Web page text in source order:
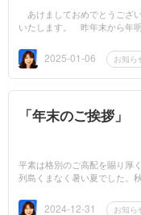
あけましておめでとうございます
いたします。 昨年末から年
...
2025-01-06 お知ら
「年末のご挨拶」
平素は格別のご高配を賜り厚
列島くまなく暑い夏でした。
2024-12-31 お知ら